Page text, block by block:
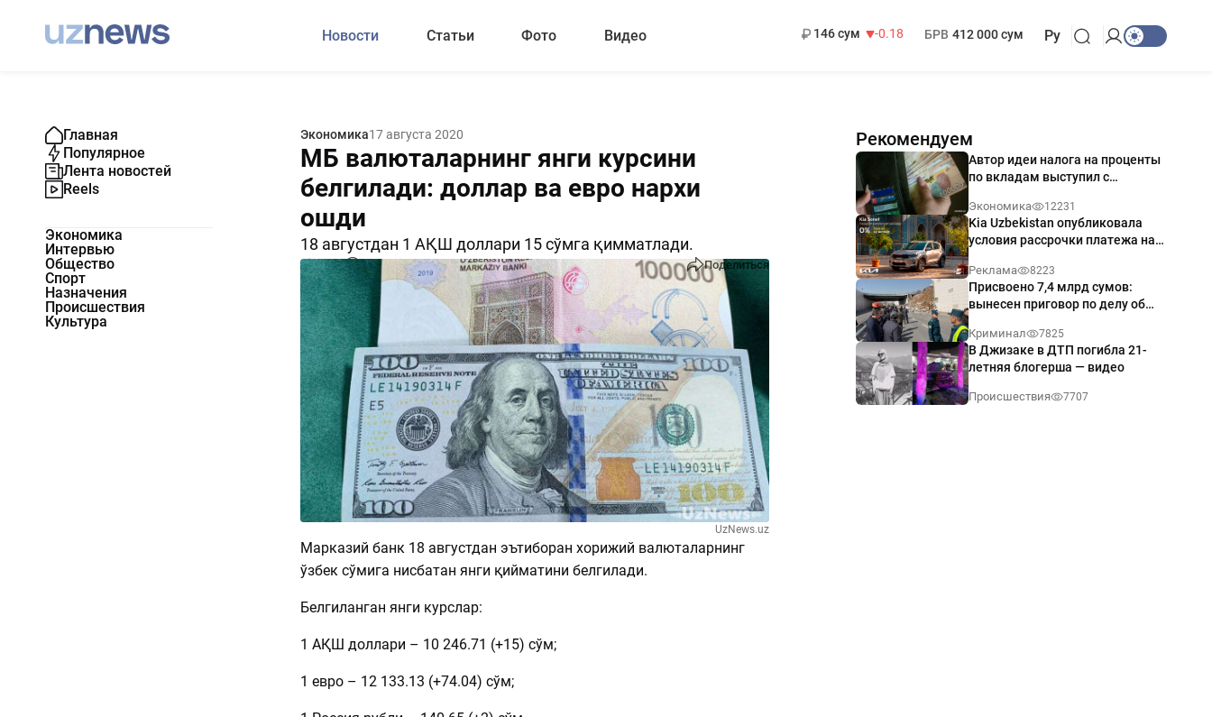
Новости Статьи Фото Видео
146 сум
-0.18
БРВ 412 000 сум Ру
Главная
Популярное
Лента новостей
Reels
Экономика
Интервью
Общество
Спорт
Назначения
Происшествия
Культура
Экономика17 августа 2020
МБ валюталарнинг янги курсини
белгилади: доллар ва евро нархи
ошди
18 августдан 1 АҚШ доллари 15 сўмга қимматлади.
1015 0 Поделиться
UzNews.uz
Марказий банк 18 августдан эътиборан хорижий валюталарнинг
ўзбек сўмига нисбатан янги қийматини белгилади.
Белгиланган янги курслар:
1 АҚШ доллари – 10 246.71 (+15) сўм;
1 евро – 12 133.13 (+74.04) сўм;
Рекомендуем
Автор идеи налога на проценты
по вкладам выступил с
Экономика 12231
Kia Uzbekistan опубликовала
условия рассрочки платежа на
годовых
Реклама 8223
Присвоено 7,4 млрд сумов:
вынесен приговор по делу об
Ташкенте
Криминал 7825
В Джизаке в ДТП погибла 21-
летняя блогерша — видео
Происшествия 7707